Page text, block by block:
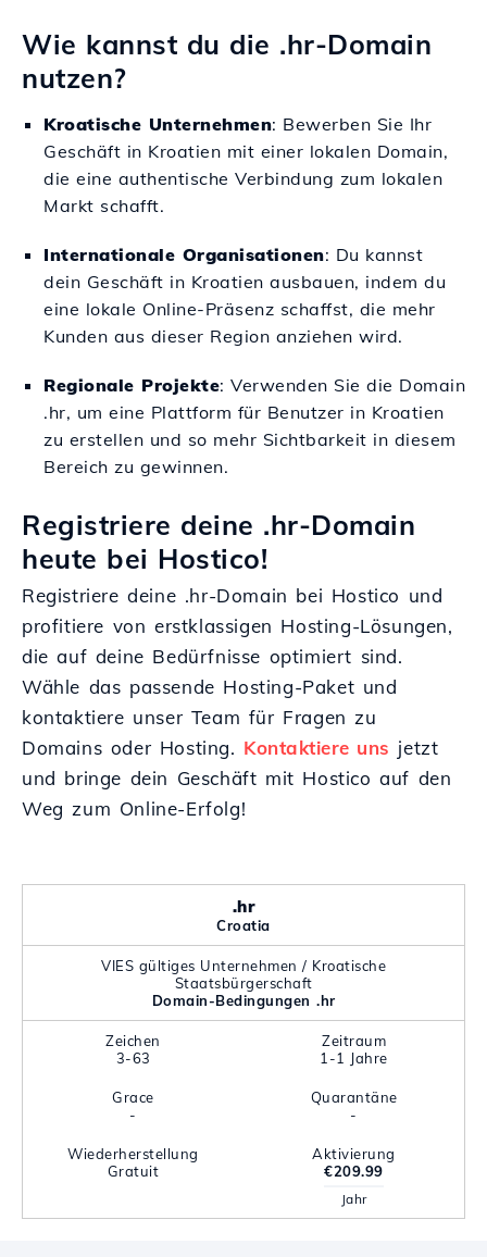
Wie kannst du die .hr-Domain
nutzen?
Kroatische Unternehmen: Bewerben Sie Ihr
Geschäft in Kroatien mit einer lokalen Domain,
die eine authentische Verbindung zum lokalen
Markt schafft.
Internationale Organisationen: Du kannst
dein Geschäft in Kroatien ausbauen, indem du
eine lokale Online-Präsenz schaffst, die mehr
Kunden aus dieser Region anziehen wird.
Regionale Projekte: Verwenden Sie die Domain
.hr, um eine Plattform für Benutzer in Kroatien
zu erstellen und so mehr Sichtbarkeit in diesem
Bereich zu gewinnen.
Registriere deine .hr-Domain
heute bei Hostico!
Registriere deine .hr-Domain bei Hostico und
profitiere von erstklassigen Hosting-Lösungen,
die auf deine Bedürfnisse optimiert sind.
Wähle das passende Hosting-Paket und
kontaktiere unser Team für Fragen zu
Domains oder Hosting. Kontaktiere uns jetzt
und bringe dein Geschäft mit Hostico auf den
Weg zum Online-Erfolg!
.hr
Croatia
VIES gültiges Unternehmen / Kroatische
Staatsbürgerschaft
Domain-Bedingungen .hr
Zeichen
3-63
Zeitraum
1-1 Jahre
Grace
-
Quarantäne
-
Wiederherstellung
Gratuit
Aktivierung
€209.99
Jahr